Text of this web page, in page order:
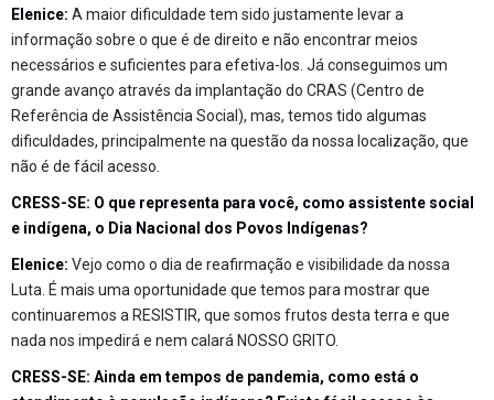
Elenice: A maior dificuldade tem sido justamente levar a
informação sobre o que é de direito e não encontrar meios
necessários e suficientes para efetiva-los. Já conseguimos um
grande avanço através da implantação do CRAS (Centro de
Referência de Assistência Social), mas, temos tido algumas
dificuldades, principalmente na questão da nossa localização, que
não é de fácil acesso.
CRESS-SE: O que representa para você, como assistente social
e indígena, o Dia Nacional dos Povos Indígenas?
Elenice: Vejo como o dia de reafirmação e visibilidade da nossa
Luta. É mais uma oportunidade que temos para mostrar que
continuaremos a RESISTIR, que somos frutos desta terra e que
nada nos impedirá e nem calará NOSSO GRITO.
CRESS-SE: Ainda em tempos de pandemia, como está o